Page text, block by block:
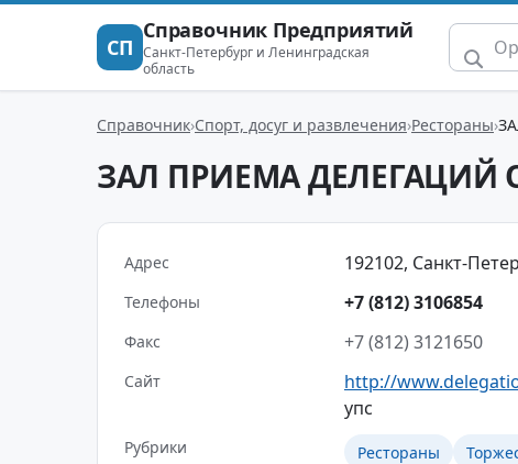
СП
Справочник Предприятий
Санкт-Петербург и Ленинградская
область
Справочник Спорт, досуг и развлечения Рестораны
ЗАЛ ПРИЕМА ДЕЛЕГАЦИЙ
Адрес 192102, Санкт-
Телефоны +7 (812) 3106854
Факс +7 (812) 3121650
Сайт
http://
упс
Рубрики Рестораны